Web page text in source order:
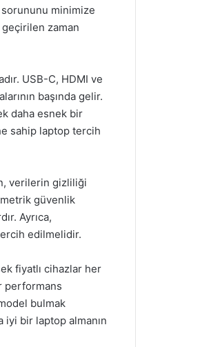
minimize
geçirilen zaman
USB-C, HDMI ve
başında gelir.
daha esnek bir
sahip laptop tercih
verilerin gizliliği
güvenlik
Ayrıca,
edilmelidir.
fiyatlı cihazlar her
performans
bulmak
iyi bir laptop almanın